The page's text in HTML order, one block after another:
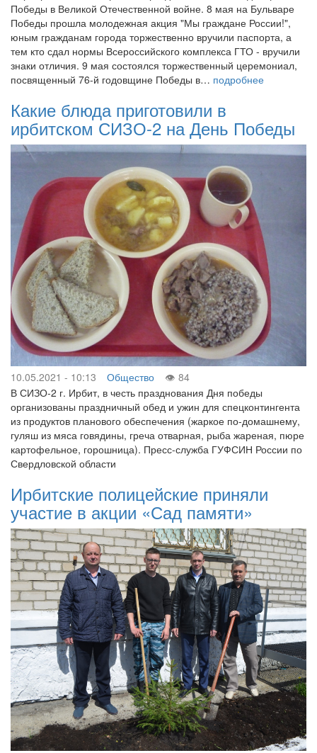
Победы в Великой Отечественной войне. 8 мая на Бульваре
Победы прошла молодежная акция "Мы граждане России!",
юным гражданам города торжественно вручили паспорта, а
тем кто сдал нормы Всероссийского комплекса ГТО - вручили
знаки отличия. 9 мая состоялся торжественный церемониал,
посвященный 76-й годовщине Победы в… подробнее
Какие блюда приготовили в
ирбитском СИЗО-2 на День Победы
10.05.2021 - 10:13 Общество
84
В СИЗО-2 г. Ирбит, в честь празднования Дня победы
организованы праздничный обед и ужин для спецконтингента
из продуктов планового обеспечения (жаркое по-домашнему,
гуляш из мяса говядины, греча отварная, рыба жареная, пюре
картофельное, горошница). Пресс-служба ГУФСИН России по
Свердловской области
Ирбитские полицейские приняли
участие в акции «Сад памяти»